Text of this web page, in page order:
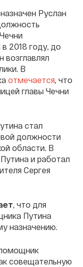
Руслан
2018 году, до
возглавлял
В
отмечается, что
главы Чечни
стал
должности
области. В
и работал
Сергея
, что для
Путина
назначению.
совещательную